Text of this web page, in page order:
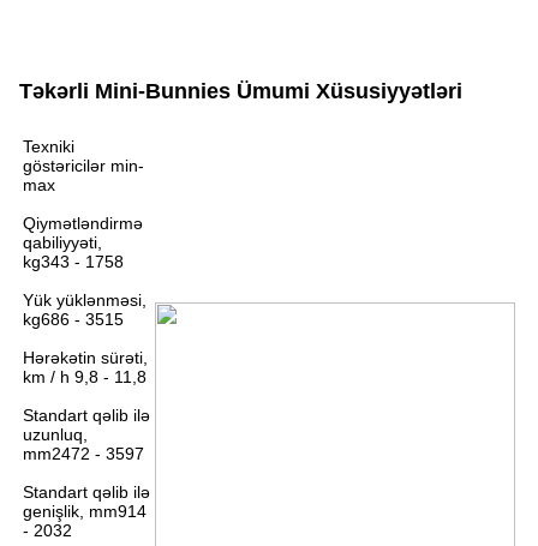
Təkərli Mini-Bunnies Ümumi Xüsusiyyətləri
Texniki
göstəricilər min-
max
Qiymətləndirmə
qabiliyyəti,
kg343 - 1758
Yük yüklənməsi,
kg686 - 3515
Hərəkətin sürəti,
km / h 9,8 - 11,8
Standart qəlib ilə
uzunluq,
mm2472 - 3597
Standart qəlib ilə
genişlik, mm914
- 2032